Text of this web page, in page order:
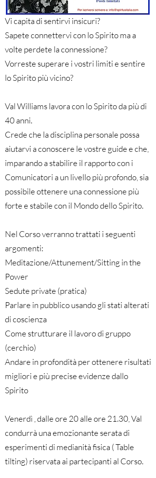
Vi capita di sentirvi insicuri?
Sapete connettervi con lo Spirito ma a
volte perdete la connessione?
Vorreste superare i vostri limiti e sentire
lo Spirito più vicino?
Val Williams lavora con lo Spirito da più di
40 anni.
Crede che la disciplina personale possa
aiutarvi a conoscere le vostre guide e che,
imparando a stabilire il rapporto con i
Comunicatori a un livello più profondo, sia
possibile ottenere una connessione più
forte e stabile con il Mondo dello Spirito.
Nel Corso verranno trattati i seguenti
argomenti:
Meditazione/Attunement/Sitting in the
Power
Sedute private (pratica)
Parlare in pubblico usando gli stati alterati
di coscienza
Come strutturare il lavoro di gruppo
(cerchio)
Andare in profondità per ottenere risultati
migliori e più precise evidenze dallo
Spirito
Venerdì , dalle ore 20 alle ore 21.30, Val
condurrà una emozionante serata di
esperimenti di medianità fisica ( Table
tilting) riservata ai partecipanti al Corso.